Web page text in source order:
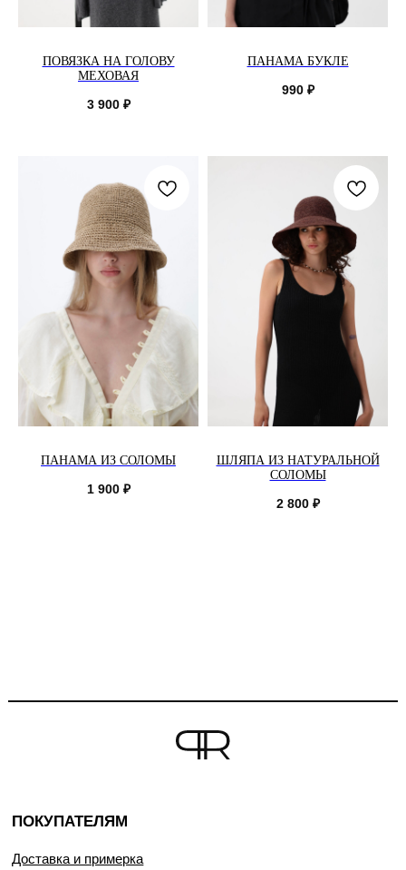
ПОВЯЗКА НА ГОЛОВУ
МЕХОВАЯ
3 900 ₽
ПАНАМА БУКЛЕ
990 ₽
ПАНАМА ИЗ СОЛОМЫ
1 900 ₽
ШЛЯПА ИЗ НАТУРАЛЬНОЙ
СОЛОМЫ
2 800 ₽
ПОКУПАТЕЛЯМ
Доставка и примерка